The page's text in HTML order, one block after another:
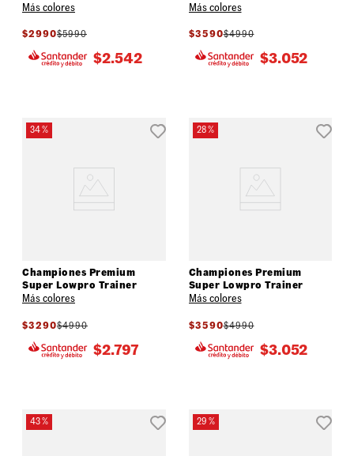
Más colores
$2990$5990
$2.542
Más colores
$3590$4990
$3.052
34 %
Championes Premium
Super Lowpro Trainer
Más colores
$3290$4990
$2.797
28 %
Championes Premium
Super Lowpro Trainer
Más colores
$3590$4990
$3.052
43 % 29 %